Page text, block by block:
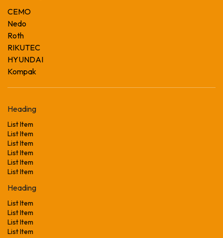
CEMO
Nedo
Roth
RIKUTEC
HYUNDAI
Kompak
Heading
List Item
List Item
List Item
List Item
List Item
List Item
Heading
List Item
List Item
List Item
List Item